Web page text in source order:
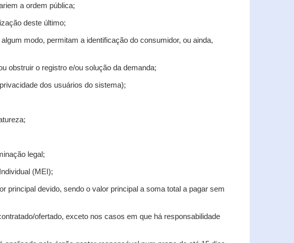
a ordem pública;
deste último;
modo, permitam a identificação do consumidor, ou ainda,
obstruir o registro e/ou solução da demanda;
dos usuários do sistema);
legal;
(MEI);
principal devido, sendo o valor principal a soma total a pagar sem
ofertado, exceto nos casos em que há responsabilidade